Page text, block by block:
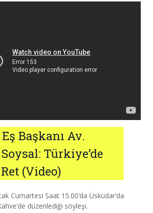
Başkanı Av.
Türkiye’de
(Video)
Cumartesi Saat 15.00’da Üsküdar’da
düzenlediği söyleşi.